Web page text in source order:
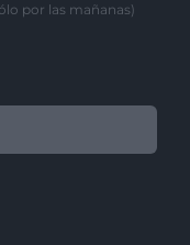
por las mañanas)